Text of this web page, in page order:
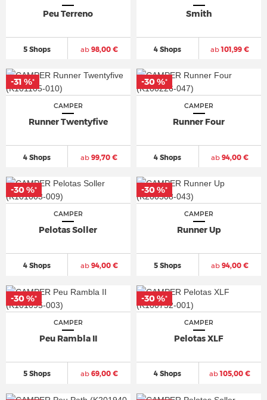
Peu Terreno
5 Shops ab98,00 €
Smith
4 Shops ab101,99 €
CAMPER
Runner Twentyfive
4 Shops ab 99,70 €
-31 %*
CAMPER
Runner Four
4 Shops ab 94,00 €
-30 %*
CAMPER
Pelotas Soller
4 Shops ab94,00 €
-30 %*
CAMPER
Runner Up
5 Shops ab 94,00 €
-30 %*
CAMPER
Peu Rambla II
5 Shops ab69,00 €
-30 %*
CAMPER
Pelotas XLF
4 Shops ab105,00 €
-30 %*